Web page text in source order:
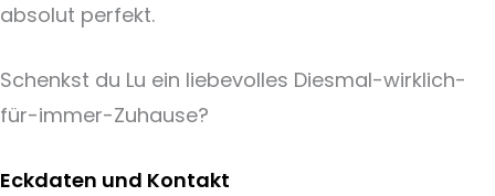
absolut perfekt.
Schenkst du Lu ein liebevolles Diesmal-wirklich-
für-immer-Zuhause?
Eckdaten und Kontakt